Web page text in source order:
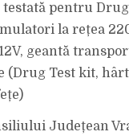
testată pentru
la rețea
geantă
(Drug Test kit,
Județean